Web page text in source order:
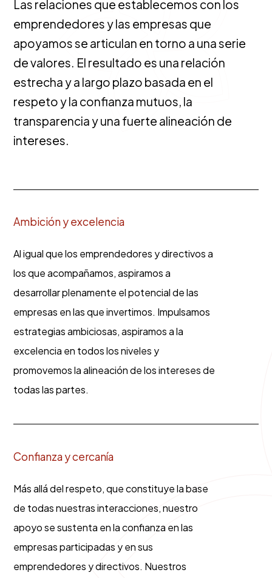
Las relaciones que establecemos con los
emprendedores y las empresas que
apoyamos se articulan en torno a una serie
de valores. El resultado es una relación
estrecha y a largo plazo basada en el
respeto y la confianza mutuos, la
transparencia y una fuerte alineación de
intereses.
Ambición y excelencia
Al igual que los emprendedores y directivos a
los que acompañamos, aspiramos a
desarrollar plenamente el potencial de las
empresas en las que invertimos. Impulsamos
estrategias ambiciosas, aspiramos a la
excelencia en todos los niveles y
promovemos la alineación de los intereses de
todas las partes.
Confianza y cercanía
Más allá del respeto, que constituye la base
de todas nuestras interacciones, nuestro
apoyo se sustenta en la confianza en las
empresas participadas y en sus
emprendedores y directivos. Nuestros